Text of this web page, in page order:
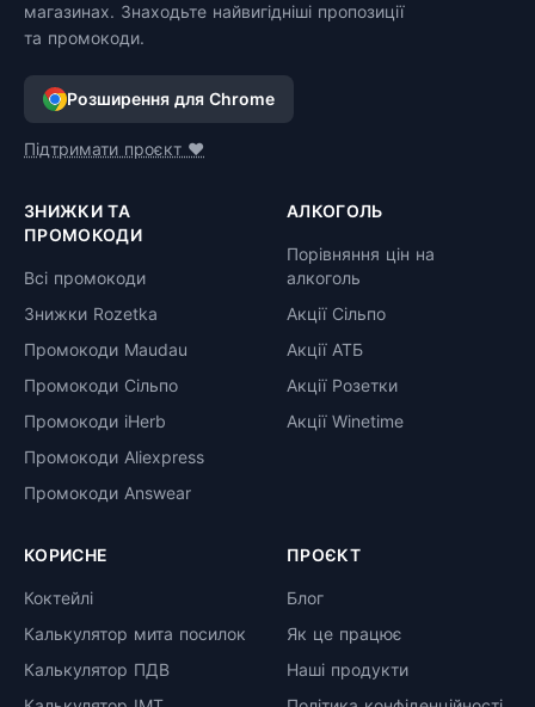
магазинах. Знаходьте найвигідніші пропозиції
та промокоди.
Розширення для Chrome
Підтримати проєкт ❤️
ЗНИЖКИ ТА
ПРОМОКОДИ
Всі промокоди
Знижки Rozetka
Промокоди Maudau
Промокоди Сільпо
Промокоди iHerb
Промокоди Aliexpress
Промокоди Answear
АЛКОГОЛЬ
Порівняння цін на
алкоголь
Акції Сільпо
Акції АТБ
Акції Розетки
Акції Winetime
КОРИСНЕ
Коктейлі
Калькулятор мита посилок
Калькулятор ПДВ
ПРОЄКТ
Блог
Як це працює
Наші продукти